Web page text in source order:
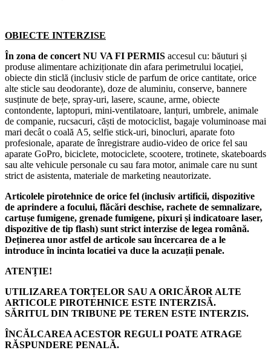
OBIECTE INTERZISE
În zona de concert NU VA FI PERMIS accesul cu: băuturi și
produse alimentare achiziționate din afara perimetrului locației,
obiecte din sticlă (inclusiv sticle de parfum de orice cantitate, orice
alte sticle sau deodorante), doze de aluminiu, conserve, bannere
susținute de bețe, spray-uri, lasere, scaune, arme, obiecte
contondente, laptopuri, mini-ventilatoare, lanțuri, umbrele, animale
de companie, rucsacuri, căști de motociclist, bagaje voluminoase mai
mari decât o coală A5, selfie stick-uri, binocluri, aparate foto
profesionale, aparate de înregistrare audio-video de orice fel sau
aparate GoPro, biciclete, motociclete, scootere, trotinete, skateboards
sau alte vehicule personale cu sau fara motor, animale care nu sunt
strict de asistenta, materiale de marketing neautorizate.
Articolele pirotehnice de orice fel (inclusiv artificii, dispozitive
de aprindere a focului, flăcări deschise, rachete de semnalizare,
cartușe fumigene, grenade fumigene, pixuri și indicatoare laser,
dispozitive de tip flash) sunt strict interzise de legea română.
Deținerea unor astfel de articole sau încercarea de a le
introduce în incinta locatiei va duce la acuzații penale.
ATENȚIE!
UTILIZAREA TORȚELOR SAU A ORICĂROR ALTE
ARTICOLE PIROTEHNICE ESTE INTERZISĂ.
SĂRITUL DIN TRIBUNE PE TEREN ESTE INTERZIS.
ÎNCĂLCAREA ACESTOR REGULI POATE ATRAGE
RĂSPUNDERE PENALĂ.